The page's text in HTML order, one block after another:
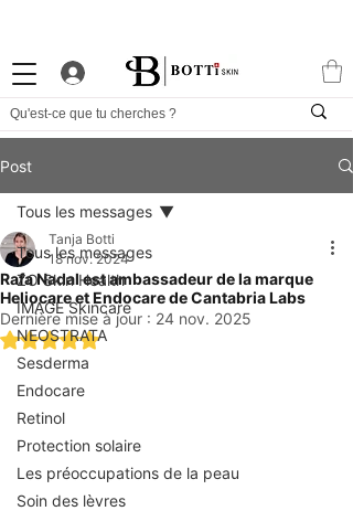
Post
Tous les messages
ZO Skin Health
IMAGE Skincare
NEOSTRATA
Sesderma
Endocare
Retinol
Protection solaire
Les préoccupations de la peau
Soin des lèvres
Tous les messages
Rafa Nadal est ambassadeur de la marque
Heliocare et Endocare de Cantabria Labs
Tanja Botti
18 nov. 2024
Dernière mise à jour : 24 nov. 2025
Noté NaN étoiles sur 5.